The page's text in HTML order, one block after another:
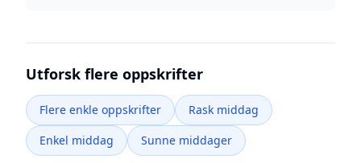
Utforsk flere oppskrifter
Flere enkle oppskrifter
Rask middag
Enkel middag
Sunne middager